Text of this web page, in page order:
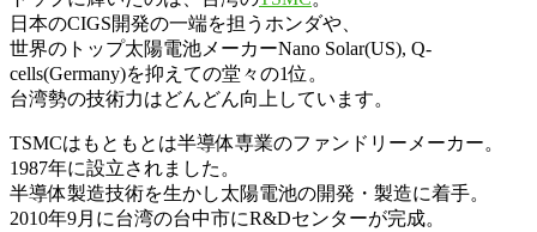
日本のCIGS開発の一端を担うホンダや、
世界のトップ太陽電池メーカーNano Solar(US), Q-
cells(Germany)を抑えての堂々の1位。
台湾勢の技術力はどんどん向上しています。
TSMCはもともとは半導体専業のファンドリーメーカー。
1987年に設立されました。
半導体製造技術を生かし太陽電池の開発・製造に着手。
2010年9月に台湾の台中市にR&Dセンターが完成。